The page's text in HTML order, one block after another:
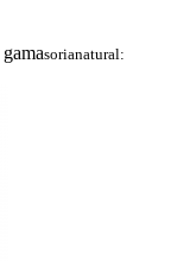
sorianatural: